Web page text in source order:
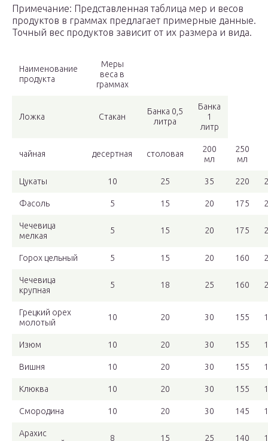
Примечание: Представленная таблица мер и весов
продуктов в граммах предлагает примерные данные.
Точный вес продуктов зависит от их размера и вида.
Наименование
продукта
Меры
веса в
граммах
Ложка Стакан
Банка 0,5
литра
Банка
1
литр
чайная десертная столовая
200
мл
250
мл
Цукаты 10 25 35 220
Фасоль 5 15 20 175
Чечевица
мелкая
5 15 20 175
Горох цельный 5 15 20 160
Чечевица
крупная
5 18 25 160
Грецкий орех
молотый
10 20 30 155
Изюм 10 20 30 155
Вишня 10 20 30 155
Клюква 10 20 30 155
Смородина 10 20 30 145
Арахис
8 15 25 140